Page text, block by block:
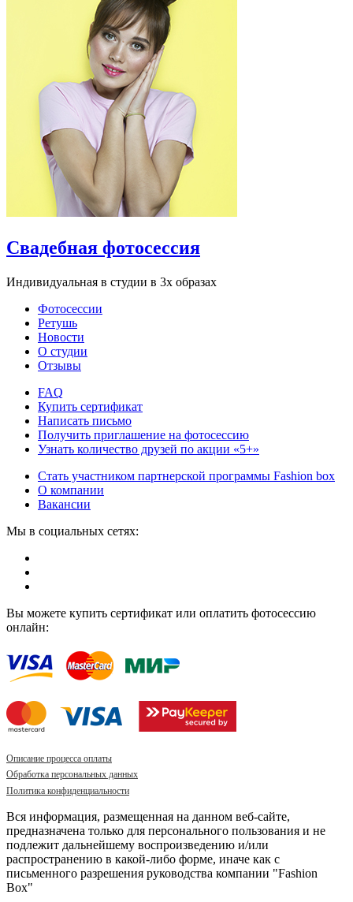
Свадебная фотосессия
Индивидуальная в студии в 3х образах
Фотосессии
Ретушь
Новости
О студии
Отзывы
FAQ
Купить сертификат
Написать письмо
Получить приглашение на фотосессию
Узнать количество друзей по акции «5+»
Стать участником партнерской программы Fashion box
О компании
Вакансии
Мы в социальных сетях:
Вы можете купить сертификат или оплатить фотосессию
онлайн:
Описание процесса оплаты
Обработка персональных данных
Политика конфиденциальности
Вся информация, размещенная на данном веб-сайте,
предназначена только для персонального пользования и не
подлежит дальнейшему воспроизведению и/или
распространению в какой-либо форме, иначе как с
письменного разрешения руководства компании "Fashion
Box"